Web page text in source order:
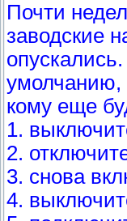
Почти
заводские
умолчанию,
кому еще
1.
2.
3. снова
4.